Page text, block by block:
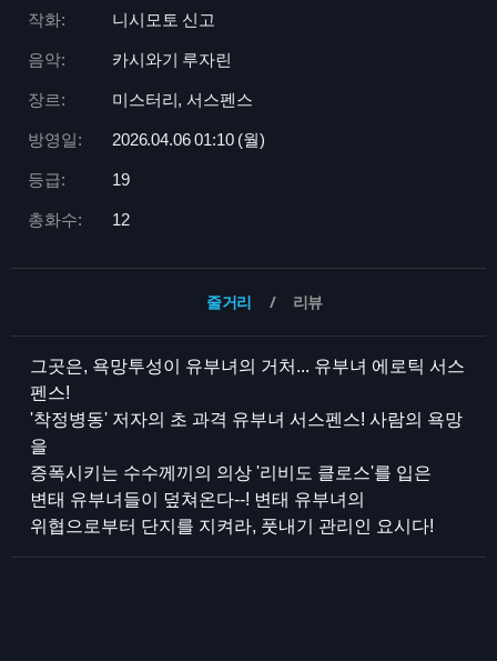
작화: 니시모토 신고
음악: 카시와기 루자린
장르: 미스터리, 서스펜스
방영일: 2026.04.06 01:10 (월)
등급: 19
총화수: 12
줄거리 리뷰
그곳은, 욕망투성이 유부녀의 거처... 유부녀 에로틱 서스
펜스!
'착정병동' 저자의 초 과격 유부녀 서스펜스! 사람의 욕망
을
증폭시키는 수수께끼의 의상 '리비도 클로스'를 입은
변태 유부녀들이 덮쳐온다--! 변태 유부녀의
위협으로부터 단지를 지켜라, 풋내기 관리인 요시다!